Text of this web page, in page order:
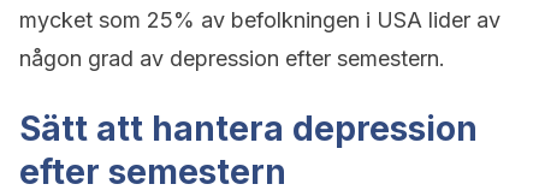
mycket som 25% av befolkningen i USA lider av
någon grad av depression efter semestern.
Sätt att hantera depression
efter semestern